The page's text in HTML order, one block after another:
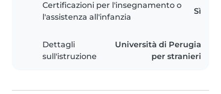
Certificazioni per l'insegnamento o
l'assistenza all'infanzia
Sì
Dettagli
sull'istruzione
Università di Perugia
per stranieri